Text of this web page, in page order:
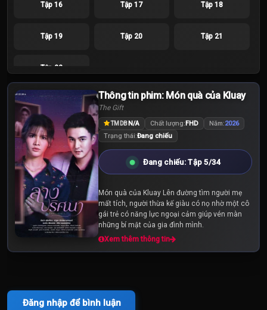
Tập 16 Tập 17 Tập 18
Tập 19 Tập 20 Tập 21
Tập 22
Thông tin phim: Món quà của Kluay
The Gift
TMDBN/A Chất lượng:FHD Năm:2026
Trạng thái:Đang chiếu
Đang chiếu: Tập 5/34
Món quà của Kluay Lên đường tìm người mẹ
mất tích, người thừa kế giàu có nọ nhờ một cô
gái trẻ có năng lực ngoại cảm giúp vén màn
những bí mật của gia đình mình.
Xem thêm thông tin
Đăng nhập để bình luận